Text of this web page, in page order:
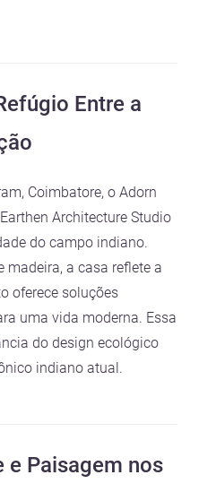
Entre a
Coimbatore, o Adorn
Architecture Studio
do campo indiano.
madeira, a casa reflete a
oferece soluções
uma vida moderna. Essa
do design ecológico
indiano atual.
e Paisagem nos